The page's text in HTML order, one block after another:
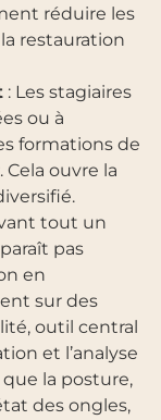
réduire les
restauration
: Les stagiaires
ou à
formations de
ouvre la
tout un
pas
en
sur des
outil central
et l’analyse
la posture,
des ongles,